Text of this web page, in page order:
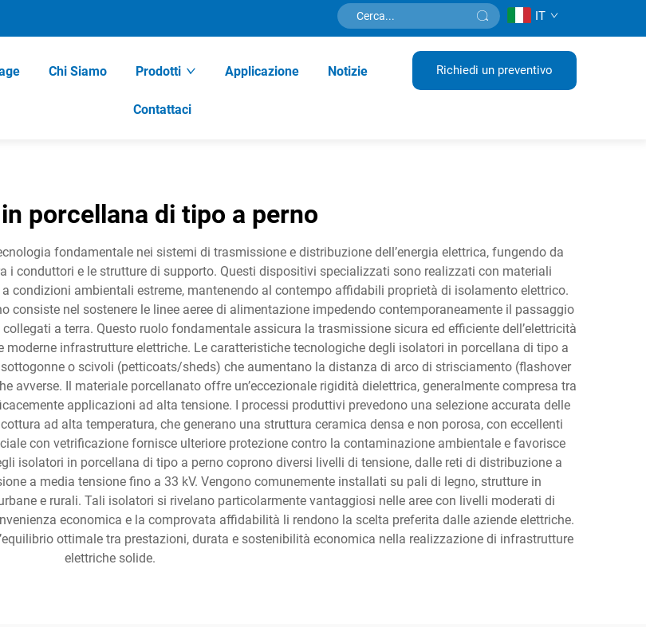
IT
Chi Siamo Prodotti Applicazione Notizie
Contattaci
Richiedi un preventivo
porcellana di tipo a perno
fondamentale nei sistemi di trasmissione e distribuzione dell’energia elettrica, fungendo da
i conduttori e le strutture di supporto. Questi dispositivi specializzati sono realizzati con materiali
condizioni ambientali estreme, mantenendo al contempo affidabili proprietà di isolamento elettrico.
nel sostenere le linee aeree di alimentazione impedendo contemporaneamente il passaggio
a terra. Questo ruolo fondamentale assicura la trasmissione sicura ed efficiente dell’elettricità
infrastrutture elettriche. Le caratteristiche tecnologiche degli isolatori in porcellana di tipo a
o scivoli (petticoats/sheds) che aumentano la distanza di arco di strisciamento (flashover
Il materiale porcellanato offre un’eccezionale rigidità dielettrica, generalmente compresa tra
applicazioni ad alta tensione. I processi produttivi prevedono una selezione accurata delle
ad alta temperatura, che generano una struttura ceramica densa e non porosa, con eccellenti
con vetrificazione fornisce ulteriore protezione contro la contaminazione ambientale e favorisce
isolatori in porcellana di tipo a perno coprono diversi livelli di tensione, dalle reti di distribuzione a
a media tensione fino a 33 kV. Vengono comunemente installati su pali di legno, strutture in
e rurali. Tali isolatori si rivelano particolarmente vantaggiosi nelle aree con livelli moderati di
economica e la comprovata affidabilità li rendono la scelta preferita dalle aziende elettriche.
ottimale tra prestazioni, durata e sostenibilità economica nella realizzazione di infrastrutture
elettriche solide.